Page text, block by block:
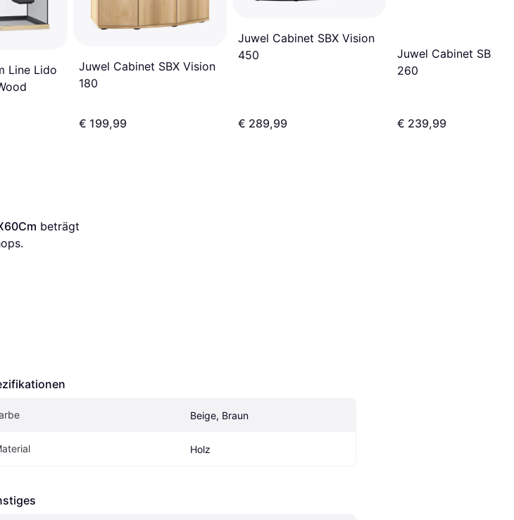
Line Lido
Juwel Cabinet SBX Vision
180
€ 199,99
Juwel Cabinet SBX Vision
450
€ 289,99
Juwel Cabinet SBX
260
€ 239,99
beträgt
Beige, Braun
Holz